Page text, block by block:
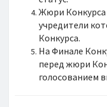
Жюри
учредители
Конкурса.
На Финале
перед жюри
голосованием